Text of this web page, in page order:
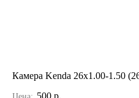
Камера Kenda 26x1.00-1.50
500 р.